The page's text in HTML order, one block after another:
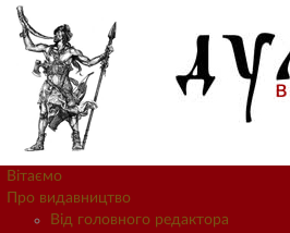
Вітаємо
Про видавництво
Від головного редактора